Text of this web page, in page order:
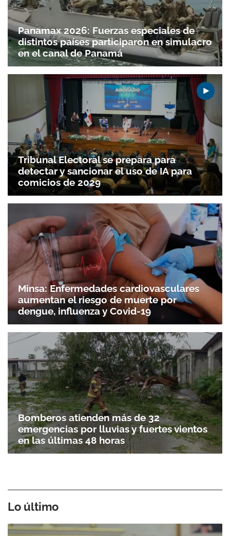
Panamax 2026: Fuerzas especiales de
distintos países participaron en simulacro
en el canal de Panamá
Tribunal Electoral se prepara para
detectar y sancionar el uso de IA para
comicios de 2029
Minsa: Enfermedades cardiovasculares
aumentan el riesgo de muerte por
dengue, influenza y Covid-19
Bomberos atienden más de 32
emergencias por lluvias y fuertes vientos
en las últimas 48 horas
Lo último